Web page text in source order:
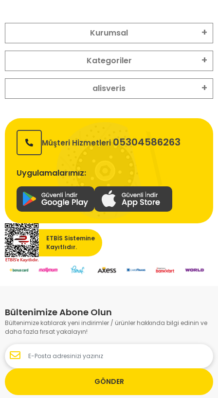
Kurumsal
Kategoriler
alisveris
Müşteri Hizmetleri 05304586263
Uygulamalarımız:
ETBİS Sistemine
Kayıtlıdır.
Bültenimize Abone Olun
Bültenimize katılarak yeni indirimler / ürünler hakkında bilgi edinin ve
daha fazla fırsat yakalayın!
GÖNDER